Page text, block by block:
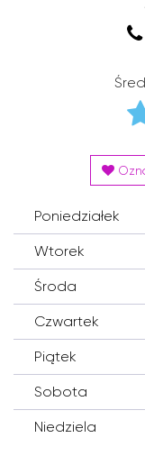
Poniedziałek
Wtorek
Środa
Czwartek
Piątek
Sobota
Niedziela